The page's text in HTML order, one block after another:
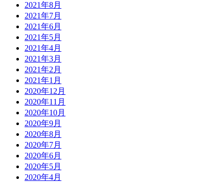
2021年8月
2021年7月
2021年6月
2021年5月
2021年4月
2021年3月
2021年2月
2021年1月
2020年12月
2020年11月
2020年10月
2020年9月
2020年8月
2020年7月
2020年6月
2020年5月
2020年4月